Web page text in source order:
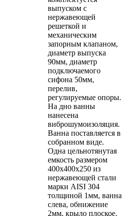
выпуском с
нержавеющей
решеткой и
механическим
запорным клапаном,
диаметр выпуска
90мм, диаметр
подключаемого
сифона 50мм,
перелив,
регулируемые опоры.
На дно ванны
нанесена
виброшумоизоляция.
Ванна поставляется в
собранном виде.
Одна цельнотянутая
емкость размером
400х400х250 из
нержавеющей стали
марки AISI 304
толщиной 1мм, ванна
слева, обнижение
2мм, крыло плоское.